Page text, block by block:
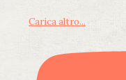
Carica altro...